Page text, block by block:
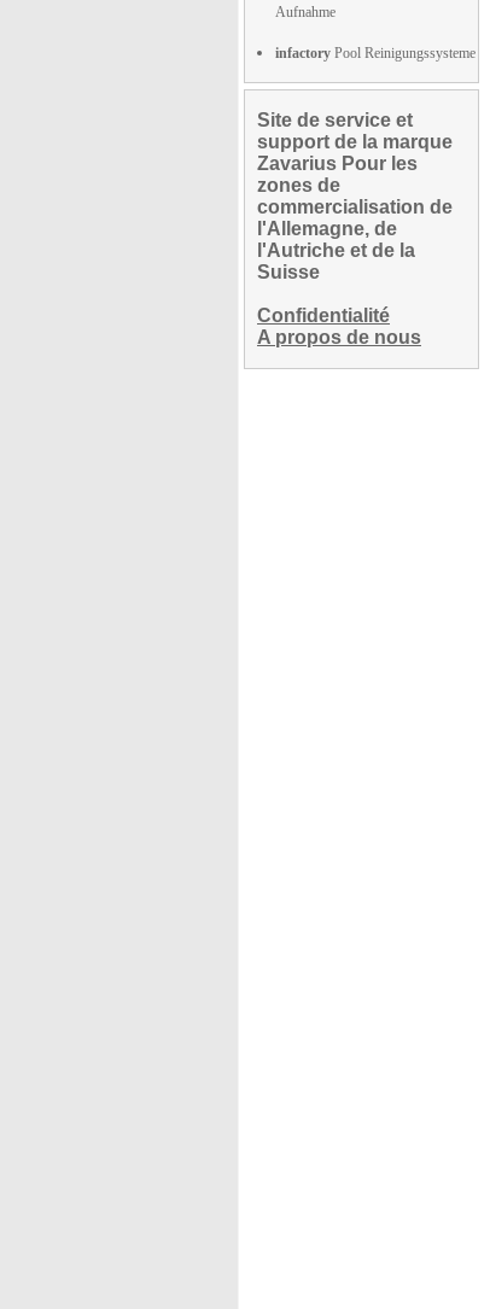
Aufnahme
infactory Pool Reinigungssysteme
Site de service et
support de la marque
Zavarius Pour les
zones de
commercialisation de
l'Allemagne, de
l'Autriche et de la
Suisse
Confidentialité
A propos de nous